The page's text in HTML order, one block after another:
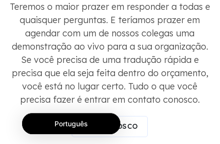
Teremos o maior prazer em responder a todas e
quaisquer perguntas. E teríamos prazer em
agendar com um de nossos colegas uma
demonstração ao vivo para a sua organização.
Se você precisa de uma tradução rápida e
precisa que ela seja feita dentro do orçamento,
você está no lugar certo. Tudo o que você
precisa fazer é entrar em contato conosco.
FALE CONOSCO
Português